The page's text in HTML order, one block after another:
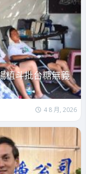
植斗批台糖無義
4 8 月, 2026